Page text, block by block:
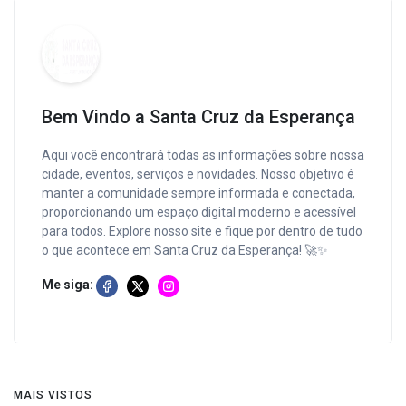
Bem Vindo a Santa Cruz da Esperança
Aqui você encontrará todas as informações sobre nossa
cidade, eventos, serviços e novidades. Nosso objetivo é
manter a comunidade sempre informada e conectada,
proporcionando um espaço digital moderno e acessível
para todos. Explore nosso site e fique por dentro de tudo
o que acontece em Santa Cruz da Esperança! 🚀✨
Me siga:
MAIS VISTOS